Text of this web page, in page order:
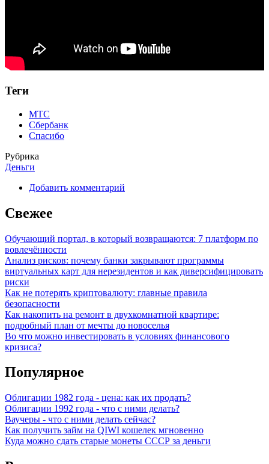
Теги
МТС
Сбербанк
Спасибо
Рубрика
Деньги
Добавить комментарий
Свежее
Обучающий портал, в который возвращаются: 7 платформ по
вовлечённости
Анализ рисков: почему банки закрывают программы
виртуальных карт для нерезидентов и как диверсифицировать
риски
Как не потерять криптовалюту: главные правила
безопасности
Как накопить на ремонт в двухкомнатной квартире:
подробный план от мечты до новоселья
Во что можно инвестировать в условиях финансового
кризиса?
Популярное
Облигации 1982 года - цена: как их продать?
Облигации 1992 года - что с ними делать?
Ваучеры - что с ними делать сейчас?
Как получить займ на QIWI кошелек мгновенно
Куда можно сдать старые монеты СССР за деньги